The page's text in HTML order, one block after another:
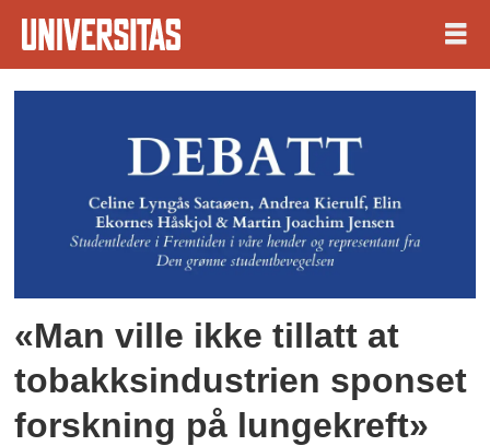
fossilindustri
«Man ville ikke tillatt at
tobakksindustrien sponset
forskning på lungekreft»